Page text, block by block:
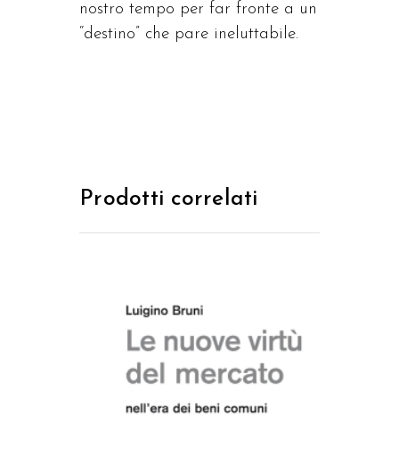
nostro tempo per far fronte a un
“destino” che pare ineluttabile.
Prodotti correlati